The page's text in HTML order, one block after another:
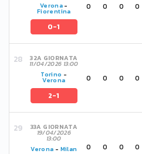
Verona -
Fiorentina
0-1
0 0 0 0
32A GIORNATA
11/04/2026 13:00
Torino -
Verona
2-1
0 0 0 0
33A GIORNATA
19/04/2026
13:00
Verona - Milan 0 0 0 0